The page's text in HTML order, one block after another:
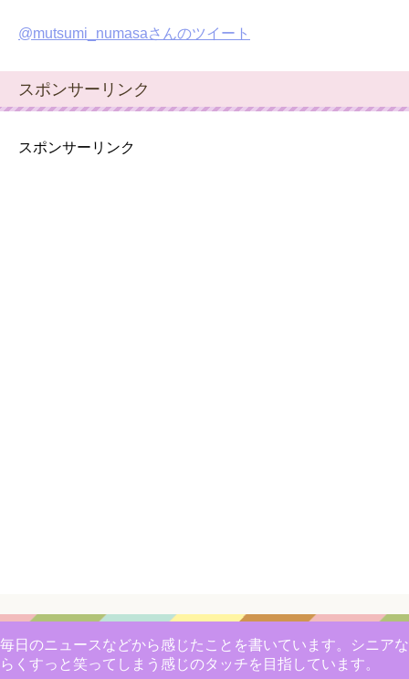
@mutsumi_numasaさんのツイート
スポンサーリンク
スポンサーリンク
毎日のニュースなどから感じたことを書いています。シニアな
らくすっと笑ってしまう感じのタッチを目指しています。